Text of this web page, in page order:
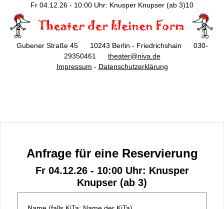
Fr 04.12.26 - 10:00 Uhr: Knusper Knupser (ab 3)10
Gubener Straße 45 10243 Berlin - Friedrichshain 030-
29350461 theater@niva.de
Impressum - Datenschutzerklärung
Anfrage für eine Reservierung
Fr 04.12.26 - 10:00 Uhr: Knusper
Knupser (ab 3)